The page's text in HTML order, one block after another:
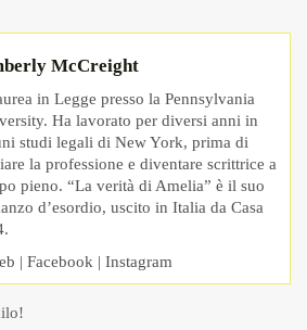
McCreight
in Legge presso la Pennsylvania
Ha lavorato per diversi anni in
studi legali di New York, prima di
la professione e diventare scrittrice a
pieno. “La verità di Amelia” è il suo
d’esordio, uscito in Italia da Casa
| Facebook | Instagram